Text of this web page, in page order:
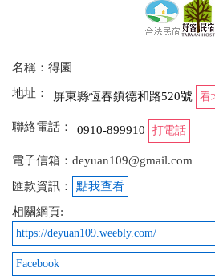
鞦韆等設施 非常適合朋友揪
2021-07-31 22:06:58
寬敞舒適，適合全家旅遊住宿
環境很好，管家說明都很詳細
名稱：得園
地址：
屏東縣恆春鎮德和路520號 看
聯絡電話： 0910-899910 打電話
電子信箱：deyuan109@gmail.com
匯款資訊：
點我查看
相關網頁:
https://deyuan109.weebly.com/
Facebook